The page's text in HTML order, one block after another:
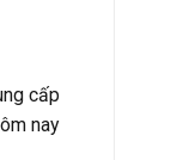
cấp
nay